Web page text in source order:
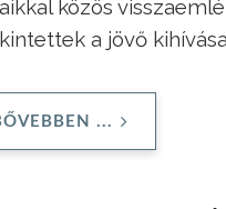
közös
a jövő
...